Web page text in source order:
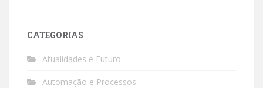
CATEGORIAS
Atualidades e Futuro
Automação e Processos